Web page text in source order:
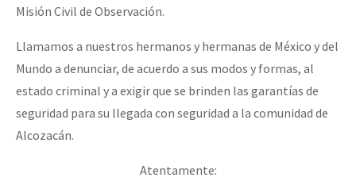
Misión Civil de Observación.
Llamamos a nuestros hermanos y hermanas de México y del
Mundo a denunciar, de acuerdo a sus modos y formas, al
estado criminal y a exigir que se brinden las garantías de
seguridad para su llegada con seguridad a la comunidad de
Alcozacán.
Atentamente: